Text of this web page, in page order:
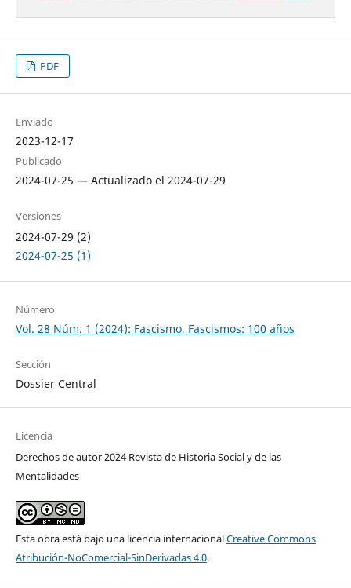
PDF
Enviado
2023-12-17
Publicado
2024-07-25 — Actualizado el 2024-07-29
Versiones
2024-07-29 (2)
2024-07-25 (1)
Número
Vol. 28 Núm. 1 (2024): Fascismo, Fascismos: 100 años
Sección
Dossier Central
Licencia
Derechos de autor 2024 Revista de Historia Social y de las
Mentalidades
Esta obra está bajo una licencia internacionalCreative Commons
Atribución-NoComercial-SinDerivadas 4.0.